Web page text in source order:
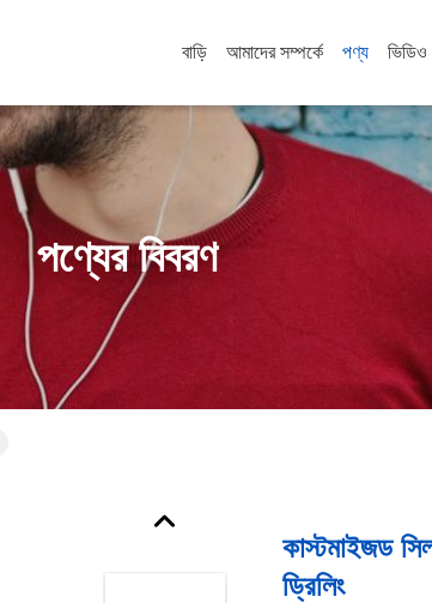
বাড়ি আমাদের সম্পর্কে পণ্য ভিডিও
পণ্যের বিবরণ
কাস্টমাইজড
ড্রিলিং